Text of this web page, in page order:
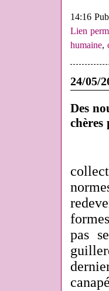
14:16
Lien
humaine,
24/05/
Des
chères
pas